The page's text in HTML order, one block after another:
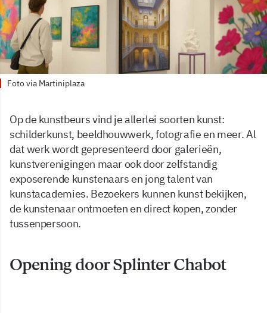
Foto via Martiniplaza
Op de kunstbeurs vind je allerlei soorten kunst:
schilderkunst, beeldhouwwerk, fotografie en meer. Al
dat werk wordt gepresenteerd door galerieën,
kunstverenigingen maar ook door zelfstandig
exposerende kunstenaars en jong talent van
kunstacademies. Bezoekers kunnen kunst bekijken,
de kunstenaar ontmoeten en direct kopen, zonder
tussenpersoon.
Opening door Splinter Chabot